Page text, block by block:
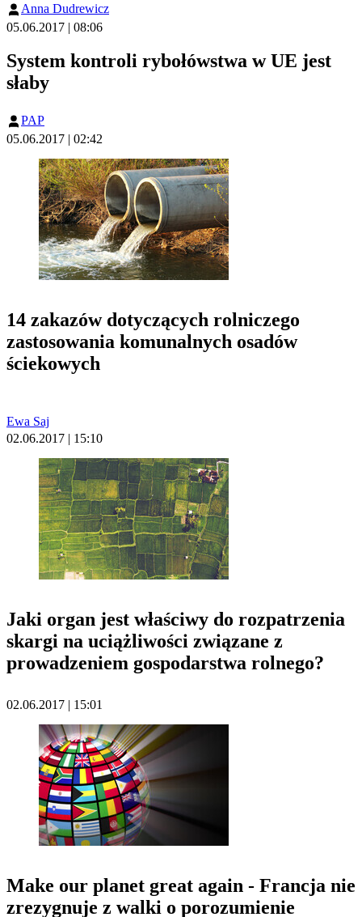
Anna Dudrewicz
05.06.2017 | 08:06
System kontroli rybołówstwa w UE jest
słaby
PAP
05.06.2017 | 02:42
14 zakazów dotyczących rolniczego
zastosowania komunalnych osadów
ściekowych
Ewa Saj
02.06.2017 | 15:10
Jaki organ jest właściwy do rozpatrzenia
skargi na uciążliwości związane z
prowadzeniem gospodarstwa rolnego?
02.06.2017 | 15:01
Make our planet great again - Francja nie
zrezygnuje z walki o porozumienie